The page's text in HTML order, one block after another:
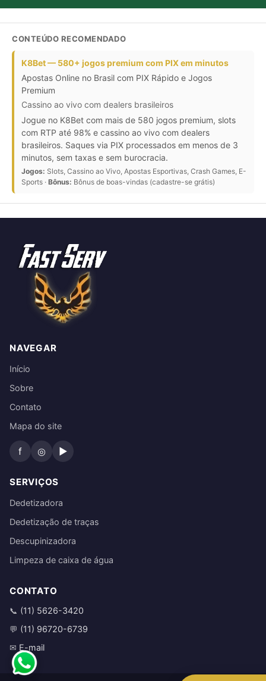
CONTEÚDO RECOMENDADO
K8Bet — 580+ jogos premium com PIX em minutos
Apostas Online no Brasil com PIX Rápido e Jogos
Premium
Cassino ao vivo com dealers brasileiros
Jogue no K8Bet com mais de 580 jogos premium, slots
com RTP até 98% e cassino ao vivo com dealers
brasileiros. Saques via PIX processados em menos de 3
minutos, sem taxas e sem burocracia.
Jogos: Slots, Cassino ao Vivo, Apostas Esportivas, Crash Games, E-
Sports · Bônus: Bônus de boas-vindas (cadastre-se grátis)
NAVEGAR
Início
Sobre
Contato
Mapa do site
f ◎ ▶
SERVIÇOS
Dedetizadora
Dedetização de traças
Descupinizadora
Limpeza de caixa de água
CONTATO
📞 (11) 5626-3420
💬 (11) 96720-6739
✉ E-mail